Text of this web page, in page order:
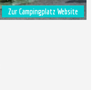
Zur Campingplatz Website